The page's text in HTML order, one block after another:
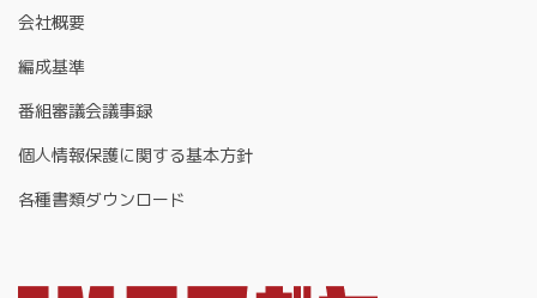
会社概要
編成基準
番組審議会議事録
個人情報保護に関する基本方針
各種書類ダウンロード